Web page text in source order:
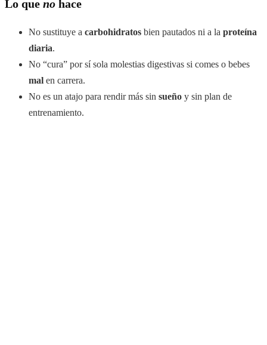
Lo que no hace
No sustituye a carbohidratos bien pautados ni a la proteína
diaria.
No “cura” por sí sola molestias digestivas si comes o bebes
mal en carrera.
No es un atajo para rendir más sin sueño y sin plan de
entrenamiento.